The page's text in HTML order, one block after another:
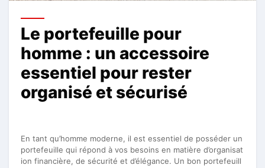
Le portefeuille pour
homme : un accessoire
essentiel pour rester
organisé et sécurisé
En tant qu’homme moderne, il est essentiel de posséder un
portefeuille qui répond à vos besoins en matière d’organisat
ion financière, de sécurité et d’élégance. Un bon portefeuill